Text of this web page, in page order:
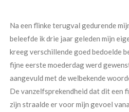
Na een flinke terugval gedurende mijn
beleefde ik drie jaar geleden mijn
kreeg verschillende goed bedoelde
fijne eerste moederdag werd
aangevuld met de welbekende
De vanzelfsprekendheid dat dit een
zijn straalde er voor mijn gevoel